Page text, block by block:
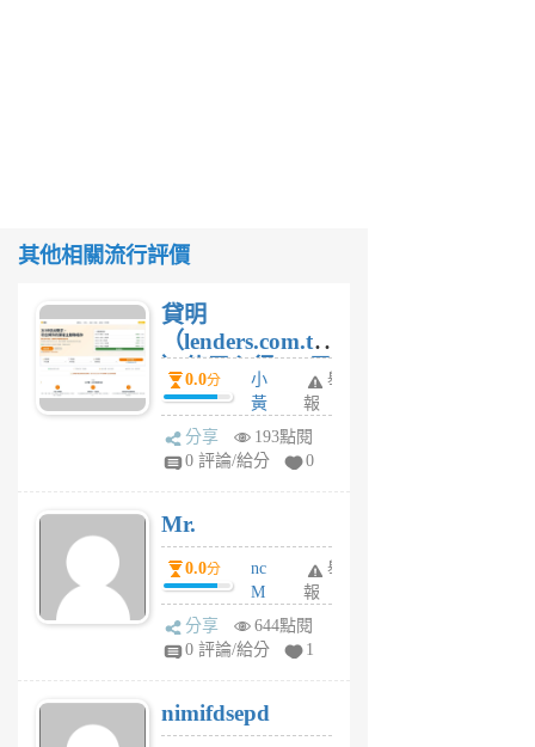
其他相關流行評價
貸明
（lenders.com.tw
）使用心得 — 民
間貸款比較平台
體驗
0.0分
小
黃
蜂
1
舉
報
分享
193點閱
0 評論/給分
0
Mr.
0.0分
nc
M
U
F
U
5
舉
報
分享
644點閱
0 評論/給分
1
nimifdsepd